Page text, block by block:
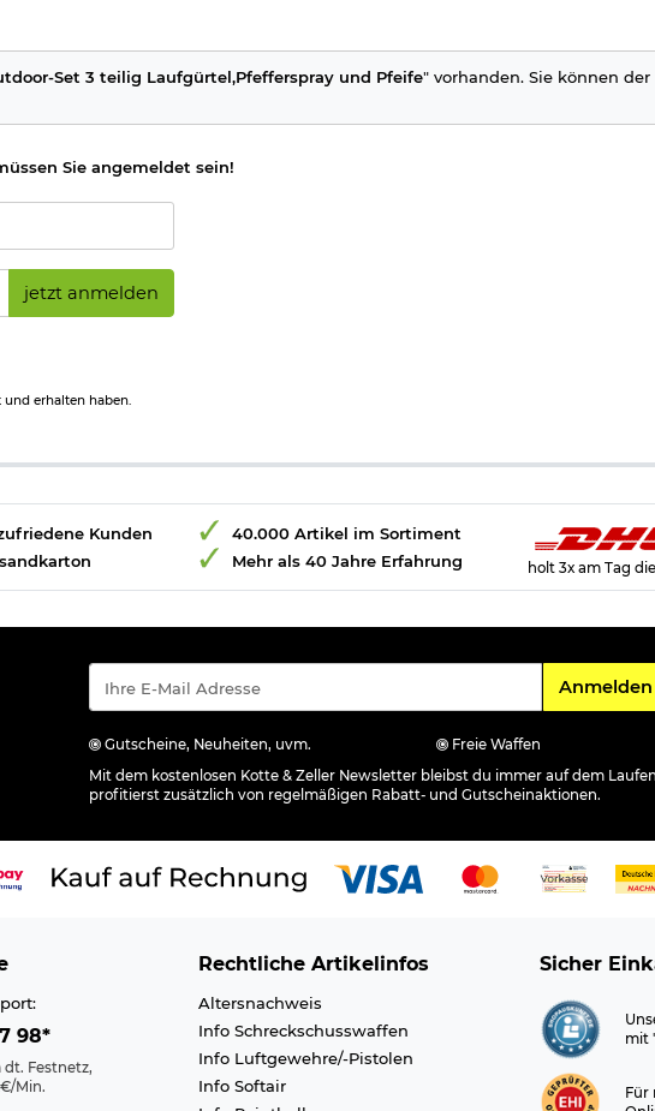
Set 3 teilig Laufgürtel,Pfefferspray und Pfeife" vorhanden. Sie können
Sie angemeldet sein!
jetzt anmelden
erhalten haben.
Kunden
40.000 Artikel im Sortiment
Mehr als 40 Jahre Erfahrung
holt 3x am Tag
Für den
Anmelden
Gutscheine, Neuheiten, uvm. Freie Waffen
Mit dem kostenlosen Kotte & Zeller Newsletter bleibst du immer auf dem
profitierst zusätzlich von regelmäßigen Rabatt- und Gutscheinaktionen.
98*
dt. Festnetz,
Min.
Rechtliche Artikelinfos
Altersnachweis
Info Schreckschusswaffen
Info Luftgewehre/-Pistolen
Info Softair
Sicher
mit
Für